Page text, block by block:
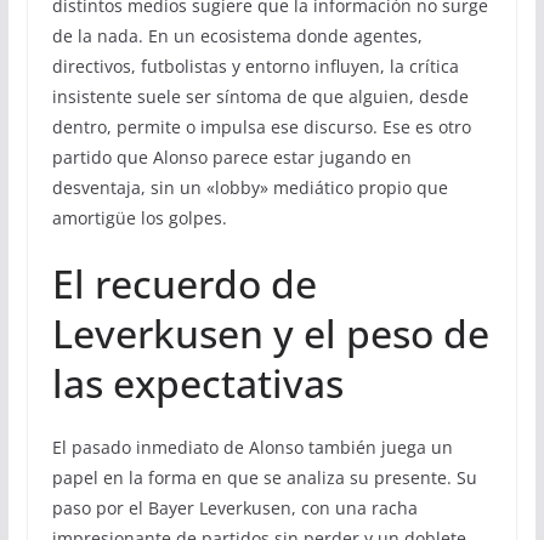
distintos medios sugiere que la información no surge
de la nada. En un ecosistema donde agentes,
directivos, futbolistas y entorno influyen, la crítica
insistente suele ser síntoma de que alguien, desde
dentro, permite o impulsa ese discurso. Ese es otro
partido que Alonso parece estar jugando en
desventaja, sin un «lobby» mediático propio que
amortigüe los golpes.
El recuerdo de
Leverkusen y el peso de
las expectativas
El pasado inmediato de Alonso también juega un
papel en la forma en que se analiza su presente. Su
paso por el Bayer Leverkusen, con una racha